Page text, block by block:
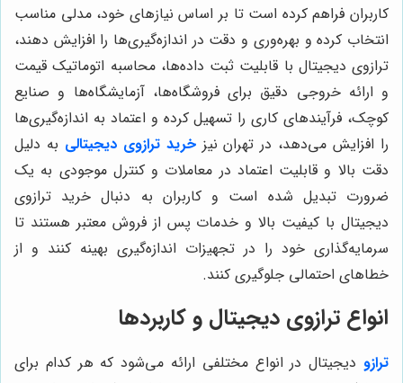
کاربران فراهم کرده است تا بر اساس نیازهای خود، مدلی مناسب
انتخاب کرده و بهره‌وری و دقت در اندازه‌گیری‌ها را افزایش دهند،
ترازوی دیجیتال با قابلیت ثبت داده‌ها، محاسبه اتوماتیک قیمت
و ارائه خروجی دقیق برای فروشگاه‌ها، آزمایشگاه‌ها و صنایع
کوچک، فرآیندهای کاری را تسهیل کرده و اعتماد به اندازه‌گیری‌ها
را افزایش می‌دهد، در تهران نیز خرید ترازوی دیجیتالی به دلیل
دقت بالا و قابلیت اعتماد در معاملات و کنترل موجودی به یک
ضرورت تبدیل شده است و کاربران به دنبال خرید ترازوی
دیجیتال با کیفیت بالا و خدمات پس از فروش معتبر هستند تا
سرمایه‌گذاری خود را در تجهیزات اندازه‌گیری بهینه کنند و از
خطاهای احتمالی جلوگیری کنند.
انواع ترازوی دیجیتال و کاربردها
ترازو دیجیتال در انواع مختلفی ارائه می‌شود که هر کدام برای